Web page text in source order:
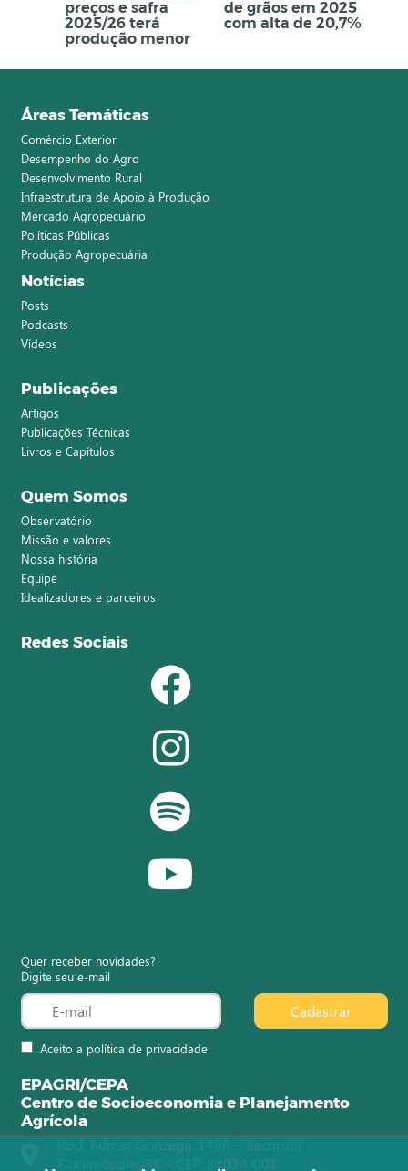
preços e safra
2025/26 terá
produção menor
de grãos em 2025
com alta de 20,7%
Áreas Temáticas
Comércio Exterior
Desempenho do Agro
Desenvolvimento Rural
Infraestrutura de Apoio à Produção
Mercado Agropecuário
Políticas Públicas
Produção Agropecuária
Notícias
Posts
Podcasts
Vídeos
Publicações
Artigos
Publicações Técnicas
Livros e Capítulos
Quem Somos
Observatório
Missão e valores
Nossa história
Equipe
Idealizadores e parceiros
Redes Sociais
Quer receber novidades?
Digite seu e-mail
Aceito a política de privacidade
Cadastrar
EPAGRI/CEPA
Centro de Socioeconomia e Planejamento
Agrícola